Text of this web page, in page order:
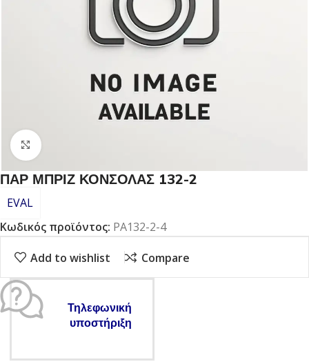
Click to enlarge
ΠΑΡ ΜΠΡΙΖ ΚΟΝΣΟΛΑΣ 132-2
EVAL
Κωδικός προϊόντος: PA132-2-4
Add to wishlist Compare
Τηλεφωνική
υποστήριξη